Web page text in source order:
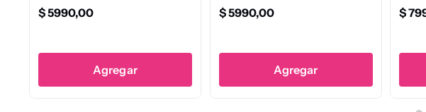
$5990,00
Agregar
$5990,00
Agregar
$